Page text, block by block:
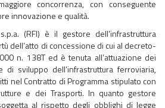
concorrenza, con conseguente
innovazione e qualità.
(RFI) è il gestore dell’infrastruttura
dell’atto di concessione di cui al decreto-
n. 138T ed è tenuta all’attuazione dei
sviluppo dell’infrastruttura ferroviaria,
nel Contratto di Programma stipulato con
e dei Trasporti. In quanto gestore
al rispetto degli obblighi di legge